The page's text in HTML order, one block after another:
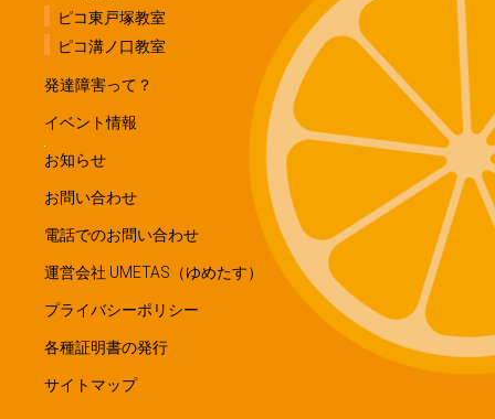
ピコ東戸塚教室
ピコ溝ノ口教室
発達障害って？
イベント情報
お知らせ
お問い合わせ
電話でのお問い合わせ
運営会社 UMETAS（ゆめたす）
プライバシーポリシー
各種証明書の発行
サイトマップ